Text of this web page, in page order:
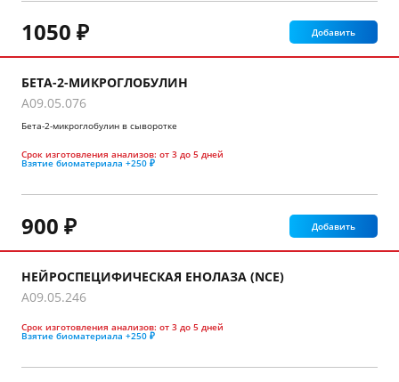
1050 ₽ Добавить
БЕТА-2-МИКРОГЛОБУЛИН
A09.05.076
Бета-2-микроглобулин в сыворотке
Срок изготовления анализов: от 3 до 5 дней
Взятие биоматериала +250 ₽
900 ₽ Добавить
НЕЙРОСПЕЦИФИЧЕСКАЯ ЕНОЛАЗА (NCE)
A09.05.246
Срок изготовления анализов: от 3 до 5 дней
Взятие биоматериала +250 ₽